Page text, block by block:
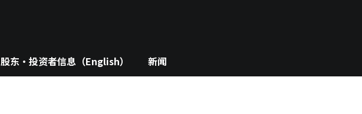
股东・投资者信息（English） 新闻